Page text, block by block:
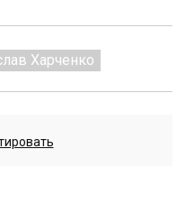
Харченко